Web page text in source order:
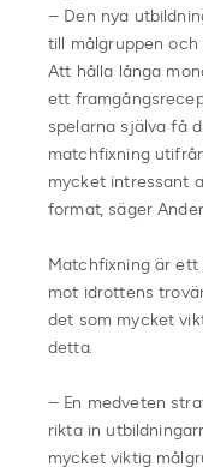
– Den nya
till målgruppen
Att hålla långa
ett
spelarna själva få
matchfixning
mycket intressant
format, säger
Matchfixning är ett
mot idrottens
det som mycket
detta.
– En medveten
rikta in
mycket viktig